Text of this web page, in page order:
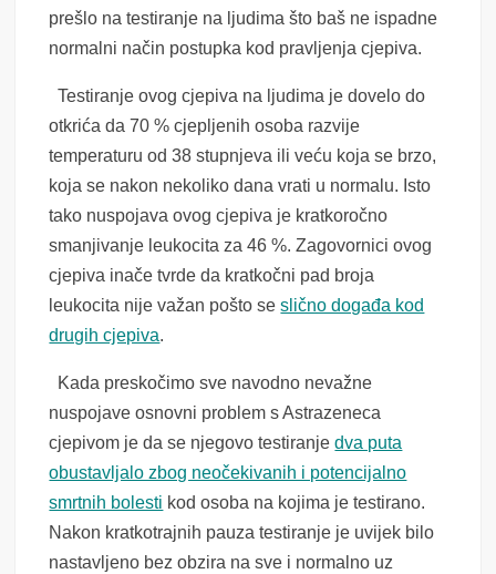
prešlo na testiranje na ljudima što baš ne ispadne
normalni način postupka kod pravljenja cjepiva.
Testiranje ovog cjepiva na ljudima je dovelo do
otkrića da 70 % cjepljenih osoba razvije
temperaturu od 38 stupnjeva ili veću koja se brzo,
koja se nakon nekoliko dana vrati u normalu. Isto
tako nuspojava ovog cjepiva je kratkoročno
smanjivanje leukocita za 46 %. Zagovornici ovog
cjepiva inače tvrde da kratkočni pad broja
leukocita nije važan pošto seslično događa kod
drugih cjepiva.
Kada preskočimo sve navodno nevažne
nuspojave osnovni problem s Astrazeneca
cjepivom je da se njegovo testiranjedva puta
obustavljalo zbog neočekivanih i potencijalno
smrtnih bolesti kod osoba na kojima je testirano.
Nakon kratkotrajnih pauza testiranje je uvijek bilo
nastavljeno bez obzira na sve i normalno uz